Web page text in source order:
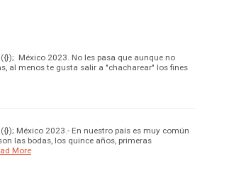
México 2023. No les pasa que aunque no
al menos te gusta salir a "chacharear" los fines
México 2023.- En nuestro país es muy común
las bodas, los quince años, primeras
More